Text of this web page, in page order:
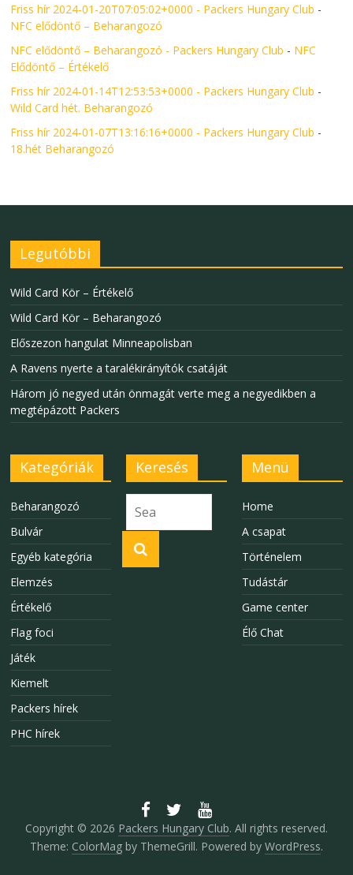
Friss hír 2024-01-20T07:05:02+0000 - Packers Hungary Club -
NFC elődöntő – Beharangozó
NFC elődöntő – Beharangozó - Packers Hungary Club - NFC
Elődöntő – Értékelő
Friss hír 2024-01-14T12:53:53+0000 - Packers Hungary Club -
Wild Card hét. Beharangozó
Friss hír 2024-01-07T13:16:16+0000 - Packers Hungary Club -
18.hét Beharangozó
Legutóbbi
Wild Card Kör – Értékelő
Wild Card Kör – Beharangozó
Előszezon hangulat Minneapolisban
A Ravens nyerte a taralékirányítók csatáját
Három jó negyed után önmagát verte meg a negyedikben a
megtépázott Packers
Kategóriák
Beharangozó
Bulvár
Egyéb kategória
Elemzés
Értékelő
Flag foci
Játék
Kiemelt
Packers hírek
PHC hírek
Keresés Menü
Home
A csapat
Történelem
Tudástár
Game center
Élő Chat
Copyright © 2026 Packers Hungary Club. All rights reserved.
Theme: ColorMagby ThemeGrill. Powered by WordPress.